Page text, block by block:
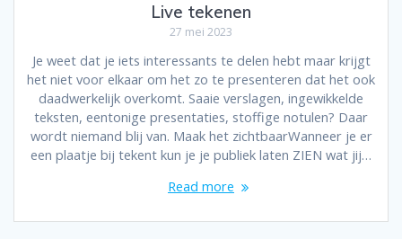
Live tekenen
27 mei 2023
Je weet dat je iets interessants te delen hebt maar krijgt
het niet voor elkaar om het zo te presenteren dat het ook
daadwerkelijk overkomt. Saaie verslagen, ingewikkelde
teksten, eentonige presentaties, stoffige notulen? Daar
wordt niemand blij van. Maak het zichtbaarWanneer je er
een plaatje bij tekent kun je je publiek laten ZIEN wat jij…
Read more